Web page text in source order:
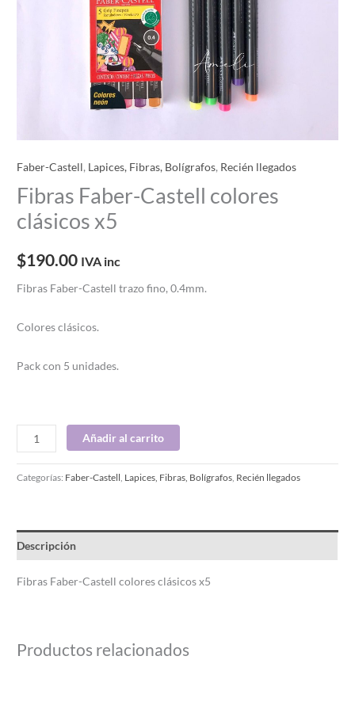
Faber-Castell, Lapices, Fibras, Bolígrafos, Recién llegados
Fibras Faber-Castell colores
clásicos x5
$190.00 IVA inc
Fibras Faber-Castell trazo fino, 0.4mm.
Colores clásicos.
Pack con 5 unidades.
Añadir al carrito
Categorías: Faber-Castell, Lapices, Fibras, Bolígrafos, Recién llegados
Descripción
Fibras Faber-Castell colores clásicos x5
Productos relacionados